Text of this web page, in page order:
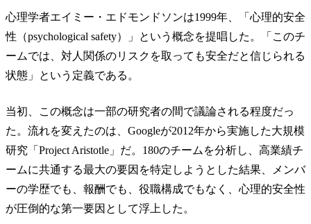
心理学者エイミー・エドモンドソンは1999年、「心理的安全
性（psychological safety）」という概念を提唱した。「このチ
ームでは、対人関係のリスクを取っても安全だと信じられる
状態」という定義である。
当初、この概念は一部の研究者の間で議論される程度だっ
た。流れを変えたのは、Googleが2012年から実施した大規模
研究「Project Aristotle」だ。180のチームを分析し、高業績チ
ームに共通する最大の要因を特定しようとした結果、メンバ
ーの学歴でも、報酬でも、役職構成でもなく、心理的安全性
が圧倒的な第一要因として浮上した。